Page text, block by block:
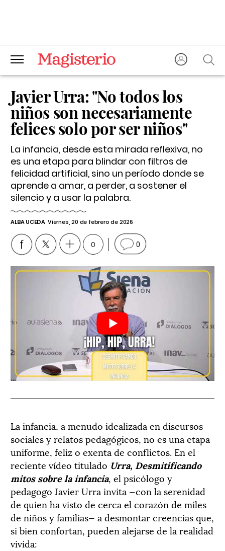
Javier Urra: "No todos los
niños son necesariamente
felices solo por ser niños"
La infancia, desde esta mirada reflexiva, no
es una etapa para blindar con filtros de
felicidad artificial, sino un período donde se
aprende a amar, a perder, a sostener el
silencio y a usar la palabra.
ALBA UCEDA Viernes, 20 de febrero de 2026
0 0
La infancia, a menudo idealizada en discursos
sociales y relatos pedagógicos, no es una etapa
uniforme, feliz o exenta de conflictos. En el
reciente vídeo titulado Urra, Desmitificando
mitos sobre la infancia, el psicólogo y
pedagogo Javier Urra invita —con la serenidad
de quien ha visto de cerca el corazón de miles
de niños y familias— a desmontar creencias que,
si bien confortan, pueden alejarse de la realidad
vivida: